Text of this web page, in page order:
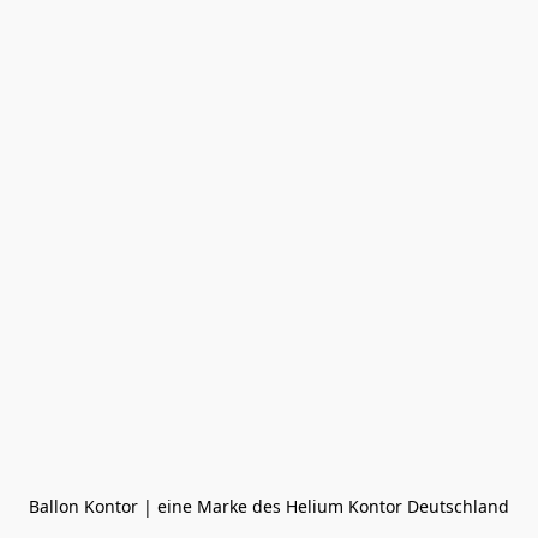
Ballon Kontor | eine Marke des Helium Kontor Deutschland